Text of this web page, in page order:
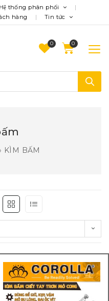
Hệ thống phân phối
hàng Tin tức
0
KÌM BẤM